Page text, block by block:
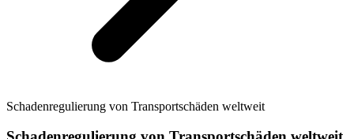
Schadenregulierung von Transportschäden weltweit